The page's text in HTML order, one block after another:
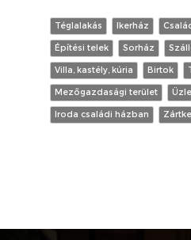
Téglalakás Ikerház
Építési telek
Sorház
Villa, kastély, kúria
Birtok
Mezőgazdasági terület
Iroda családi házban